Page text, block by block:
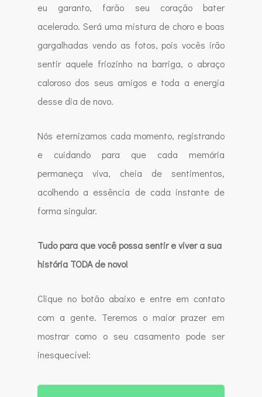
eu garanto, farão seu coração bater
acelerado. Será uma mistura de choro e boas
gargalhadas vendo as fotos, pois vocês irão
sentir aquele friozinho na barriga, o abraço
caloroso dos seus amigos e toda a energia
desse dia de novo.
Nós eternizamos cada momento, registrando
e cuidando para que cada memória
permaneça viva, cheia de sentimentos,
acolhendo a essência de cada instante de
forma singular.
Tudo para que você possa sentir e viver a sua
história TODA de novo!
Clique no botão abaixo e entre em contato
com a gente. Teremos o maior prazer em
mostrar como o seu casamento pode ser
inesquecível: